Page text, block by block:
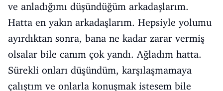
ve anladığımı düşündüğüm arkadaşlarım.
Hatta en yakın arkadaşlarım. Hepsiyle yolumu
ayırdıktan sonra, bana ne kadar zarar vermiş
olsalar bile canım çok yandı. Ağladım hatta.
Sürekli onları düşündüm, karşılaşmamaya
çalıştım ve onlarla konuşmak istesem bile